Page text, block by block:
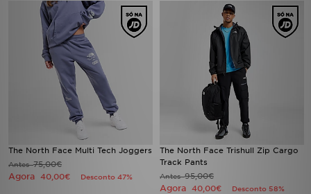
The North Face Multi Tech Joggers
Antes75,00€
Agora 40,00€ Desconto 47%
The North Face Trishull Zip Cargo
Track Pants
Antes95,00€
Agora 40,00€ Desconto 58%